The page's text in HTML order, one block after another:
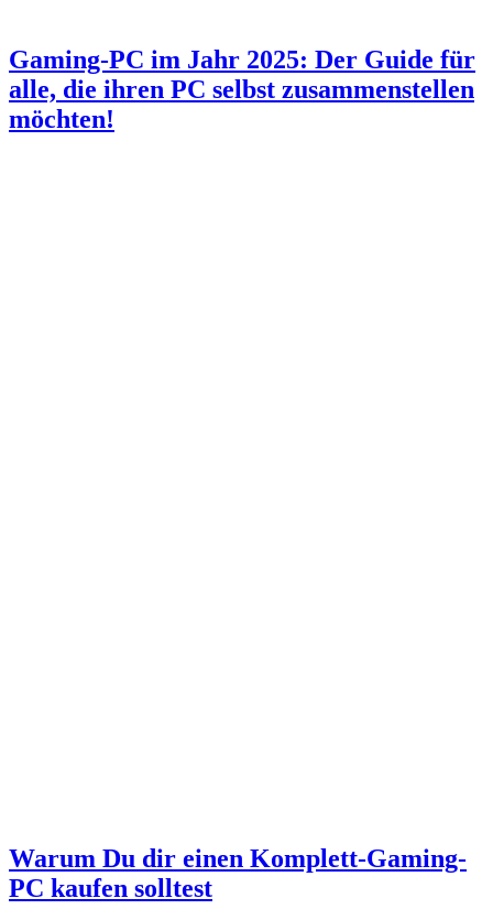
Gaming-PC im Jahr 2025: Der Guide für
alle, die ihren PC selbst zusammenstellen
möchten!
Warum Du dir einen Komplett-Gaming-
PC kaufen solltest